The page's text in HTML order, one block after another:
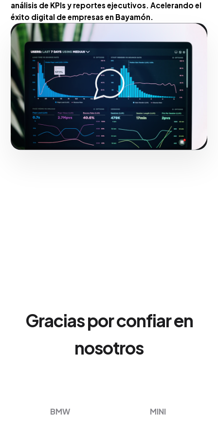
análisis de KPIs y reportes ejecutivos. Acelerando el
éxito digital de empresas en Bayamón.
Hacerlo realidad
Gracias por confiar en
nosotros
BMW MINI